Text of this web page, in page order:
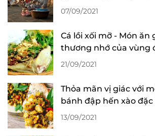
tại Hà Nội
07/09/2021
Cá lồi xối mỡ - Món ăn
thương nhớ của vùng
Bình Thuận
21/09/2021
Thỏa mãn vị giác với
bánh đập hến xào
ẩm thực Hội An
13/09/2021